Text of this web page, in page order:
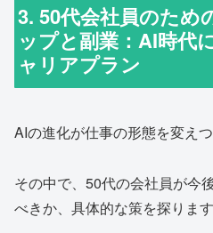
3. 50代会社員のため
ップと副業：AI時代
ャリアプラン
AIの進化が仕事の形態を変えつ
その中で、50代の会社員が今
べきか、具体的な策を探ります